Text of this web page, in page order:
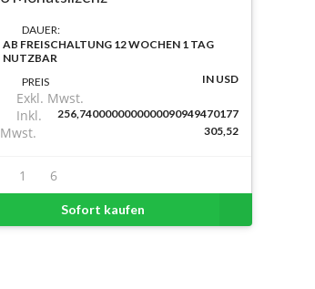
DAUER:
AB FREISCHALTUNG 12 WOCHEN 1 TAG
NUTZBAR
PREIS
IN USD
Exkl. Mwst.
256,7400000000000090949470177
Inkl.
Mwst.
305,52
1 6
Sofort kaufen